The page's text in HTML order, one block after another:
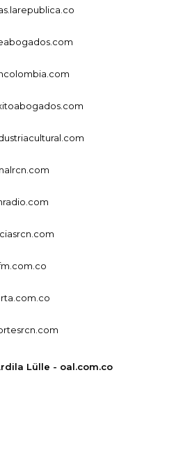
Lülle - oal.com.co